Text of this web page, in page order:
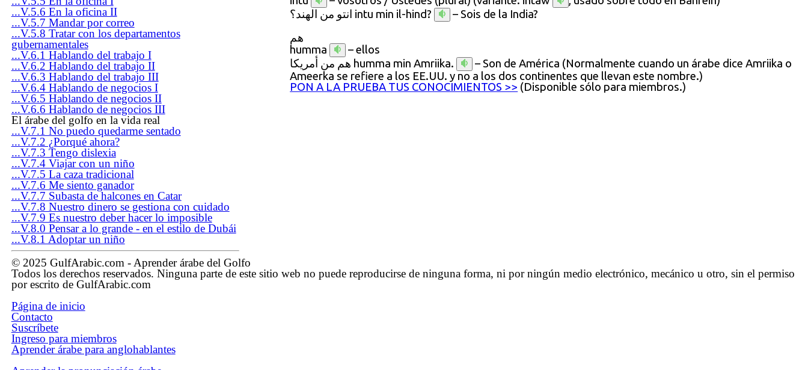
...V.5.6 En la oficina II
...V.5.7 Mandar por correo
...V.5.8 Tratar con los departamentos
gubernamentales
...V.6.1 Hablando del trabajo I
...V.6.2 Hablando del trabajo II
...V.6.3 Hablando del trabajo III
...V.6.4 Hablando de negocios I
...V.6.5 Hablando de negocios II
...V.6.6 Hablando de negocios III
El árabe del golfo en la vida real
...V.7.1 No puedo quedarme sentado
...V.7.2 ¿Porqué ahora?
...V.7.3 Tengo dislexia
...V.7.4 Viajar con un niño
...V.7.5 La caza tradicional
...V.7.6 Me siento ganador
...V.7.7 Subasta de halcones en Catar
...V.7.8 Nuestro dinero se gestiona con cuidado
...V.7.9 Es nuestro deber hacer lo imposible
...V.8.0 Pensar a lo grande - en el estilo de Dubái
...V.8.1 Adoptar un niño
intu min il-hind?
– Sois de la India?
هم
humma
– ellos
humma min Amriika.
– Son de América (Normalmente cuando un árabe dice Amriika o
Ameerka se refiere a los EE.UU. y no a los dos continentes que llevan este nombre.)
PON A LA PRUEBA TUS CONOCIMIENTOS >> (Disponible sólo para miembros.)
© 2025 GulfArabic.com - Aprender árabe del Golfo
Todos los derechos reservados. Ninguna parte de este sitio web no puede reproducirse de ninguna forma, ni por ningún medio electrónico, mecánico u otro, sin el permiso
por escrito de GulfArabic.com
Página de inicio
Contacto
Suscríbete
Ingreso para miembros
Aprender árabe para anglohablantes